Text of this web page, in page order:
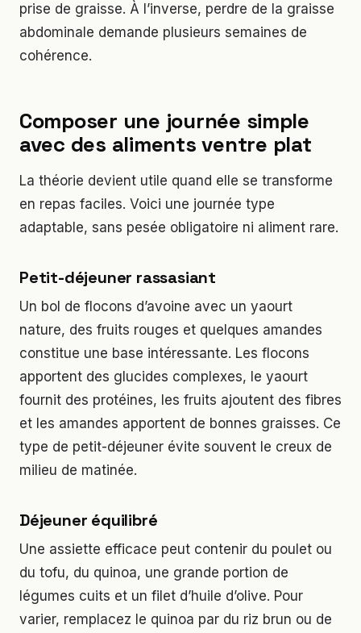
prise de graisse. À l’inverse, perdre de la graisse
abdominale demande plusieurs semaines de
cohérence.
Composer une journée simple
avec des aliments ventre plat
La théorie devient utile quand elle se transforme
en repas faciles. Voici une journée type
adaptable, sans pesée obligatoire ni aliment rare.
Petit-déjeuner rassasiant
Un bol de flocons d’avoine avec un yaourt
nature, des fruits rouges et quelques amandes
constitue une base intéressante. Les flocons
apportent des glucides complexes, le yaourt
fournit des protéines, les fruits ajoutent des fibres
et les amandes apportent de bonnes graisses. Ce
type de petit-déjeuner évite souvent le creux de
milieu de matinée.
Déjeuner équilibré
Une assiette efficace peut contenir du poulet ou
du tofu, du quinoa, une grande portion de
légumes cuits et un filet d’huile d’olive. Pour
varier, remplacez le quinoa par du riz brun ou de